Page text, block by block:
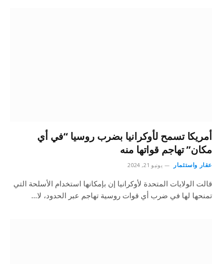
أمريكا تسمح لأوكرانيا بضرب روسيا “في أي
مكان” تهاجم قواتها منه
عقار واستثمار يونيو 21, 2024
قالت الولايات المتحدة لأوكرانيا إن بإمكانها استخدام الأسلحة التي
تمنحها لها في ضرب أي قوات روسية تهاجم عبر الحدود، لا…